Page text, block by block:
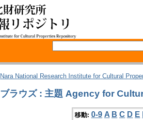
Nara National Research Institute for Cultural
ブラウズ : 主題 Agency for
移動: 0-9 A B C D E